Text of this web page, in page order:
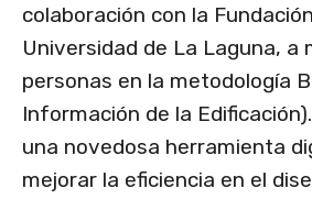
colaboración con la
Universidad de La Laguna, a
personas en la metodología
Información de la
una novedosa herramienta
mejorar la eficiencia en el